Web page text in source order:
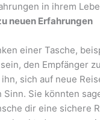
in ihrem
neuen Erfahrungen
einer Tasche,
den Empfänger
sich auf neue
Sie könnten
dir eine sichere